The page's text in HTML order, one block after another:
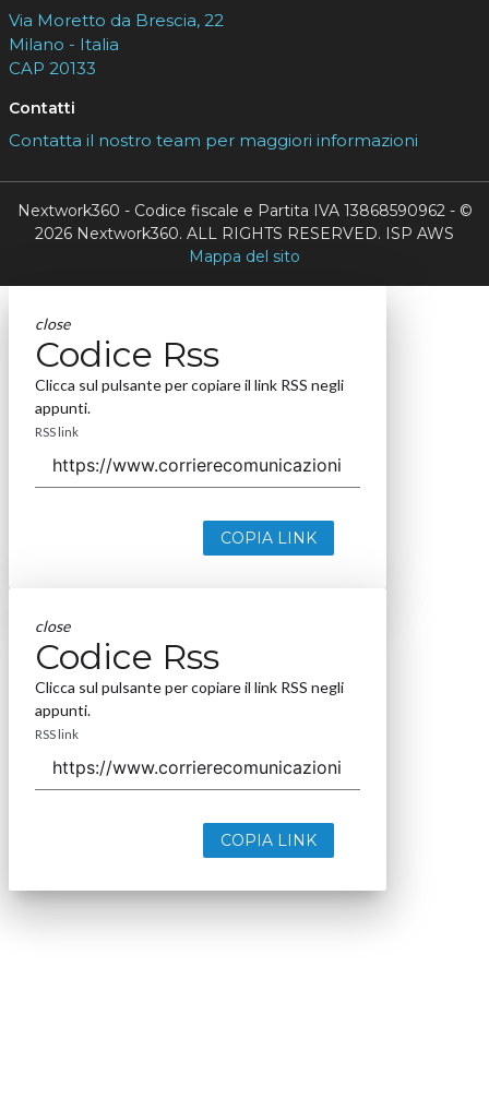
Via Moretto da Brescia, 22
Milano - Italia
CAP 20133
Contatti
Contatta il nostro team per maggiori informazioni
Nextwork360 - Codice fiscale e Partita IVA 13868590962 - ©
2026 Nextwork360. ALL RIGHTS RESERVED. ISP AWS
Mappa del sito
close
Codice Rss
Clicca sul pulsante per copiare il link RSS negli
appunti.
RSS link
COPIA LINK
close
Codice Rss
Clicca sul pulsante per copiare il link RSS negli
appunti.
RSS link
COPIA LINK